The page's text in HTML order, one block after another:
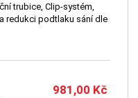
trubice, Clip-systém,
redukci podtlaku sání dle
981,00 Kč